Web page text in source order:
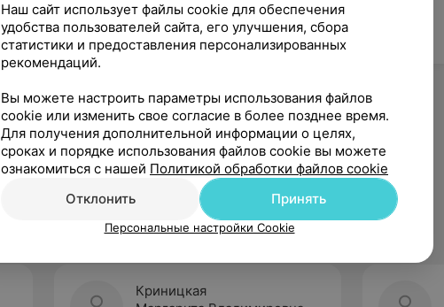
Рекомендую
Криницкая
Наш сайт использует файлы cookie для обеспечения
удобства пользователей сайта, его улучшения, сбора
статистики и предоставления персонализированных
рекомендаций.
Вы можете настроить параметры использования файлов
cookie или изменить свое согласие в более позднее время.
Для получения дополнительной информации о целях,
сроках и порядке использования файлов cookie вы можете
ознакомиться с нашей Политикой обработки файлов cookie
Отклонить
Принять
Персональные настройки Cookie